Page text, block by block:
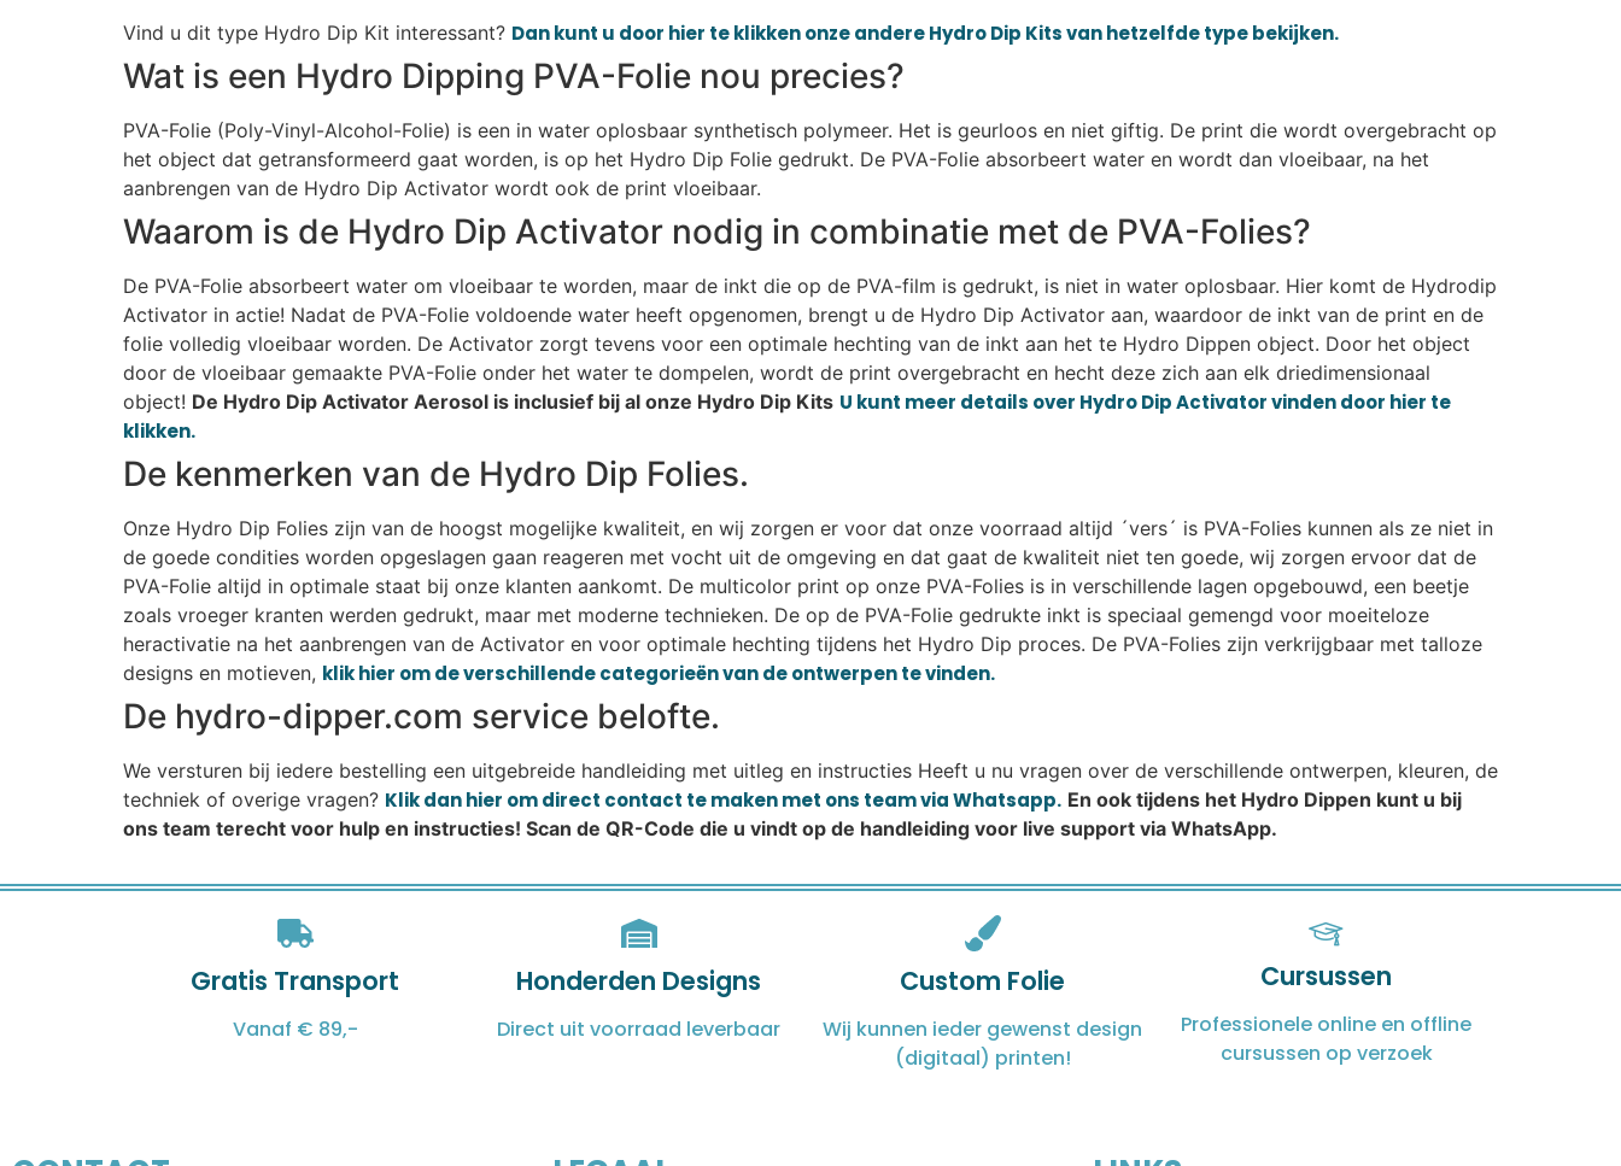
Vind u dit type Hydro Dip Kit interessant? Dan kunt u door hier te klikken onze andere Hydro Dip Kits van hetzelfde type bekijken.
Wat is een Hydro Dipping PVA-Folie nou precies?
PVA-Folie (Poly-Vinyl-Alcohol-Folie) is een in water oplosbaar synthetisch polymeer. Het is geurloos en niet giftig. De print die wordt overgebracht op
het object dat getransformeerd gaat worden, is op het Hydro Dip Folie gedrukt. De PVA-Folie absorbeert water en wordt dan vloeibaar, na het
aanbrengen van de Hydro Dip Activator wordt ook de print vloeibaar.
Waarom is de Hydro Dip Activator nodig in combinatie met de PVA-Folies?
De PVA-Folie absorbeert water om vloeibaar te worden, maar de inkt die op de PVA-film is gedrukt, is niet in water oplosbaar. Hier komt de Hydrodip
Activator in actie! Nadat de PVA-Folie voldoende water heeft opgenomen, brengt u de Hydro Dip Activator aan, waardoor de inkt van de print en de
folie volledig vloeibaar worden. De Activator zorgt tevens voor een optimale hechting van de inkt aan het te Hydro Dippen object. Door het object
door de vloeibaar gemaakte PVA-Folie onder het water te dompelen, wordt de print overgebracht en hecht deze zich aan elk driedimensionaal
object! De Hydro Dip Activator Aerosol is inclusief bij al onze Hydro Dip Kits U kunt meer details over Hydro Dip Activator vinden door hier te
klikken.
De kenmerken van de Hydro Dip Folies.
Onze Hydro Dip Folies zijn van de hoogst mogelijke kwaliteit, en wij zorgen er voor dat onze voorraad altijd ´vers´ is PVA-Folies kunnen als ze niet in
de goede condities worden opgeslagen gaan reageren met vocht uit de omgeving en dat gaat de kwaliteit niet ten goede, wij zorgen ervoor dat de
PVA-Folie altijd in optimale staat bij onze klanten aankomt. De multicolor print op onze PVA-Folies is in verschillende lagen opgebouwd, een beetje
zoals vroeger kranten werden gedrukt, maar met moderne technieken. De op de PVA-Folie gedrukte inkt is speciaal gemengd voor moeiteloze
heractivatie na het aanbrengen van de Activator en voor optimale hechting tijdens het Hydro Dip proces. De PVA-Folies zijn verkrijgbaar met talloze
designs en motieven, klik hier om de verschillende categorieën van de ontwerpen te vinden.
De hydro-dipper.com service belofte.
We versturen bij iedere bestelling een uitgebreide handleiding met uitleg en instructies Heeft u nu vragen over de verschillende ontwerpen, kleuren, de
techniek of overige vragen? Klik dan hier om direct contact te maken met ons team via Whatsapp. En ook tijdens het Hydro Dippen kunt u bij
ons team terecht voor hulp en instructies! Scan de QR-Code die u vindt op de handleiding voor live support via WhatsApp.
Gratis Transport
Vanaf € 89,-
Honderden Designs
Direct uit voorraad leverbaar
Custom Folie
Wij kunnen ieder gewenst design
(digitaal) printen!
Cursussen
Professionele online en offline
cursussen op verzoek